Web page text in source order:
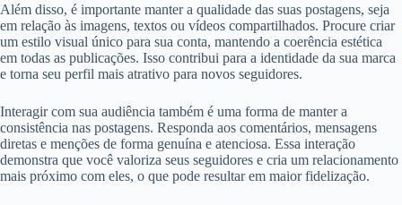
Além disso, é importante manter a qualidade das suas postagens, seja
em relação às imagens, textos ou vídeos compartilhados. Procure criar
um estilo visual único para sua conta, mantendo a coerência estética
em todas as publicações. Isso contribui para a identidade da sua marca
e torna seu perfil mais atrativo para novos seguidores.
Interagir com sua audiência também é uma forma de manter a
consistência nas postagens. Responda aos comentários, mensagens
diretas e menções de forma genuína e atenciosa. Essa interação
demonstra que você valoriza seus seguidores e cria um relacionamento
mais próximo com eles, o que pode resultar em maior fidelização.